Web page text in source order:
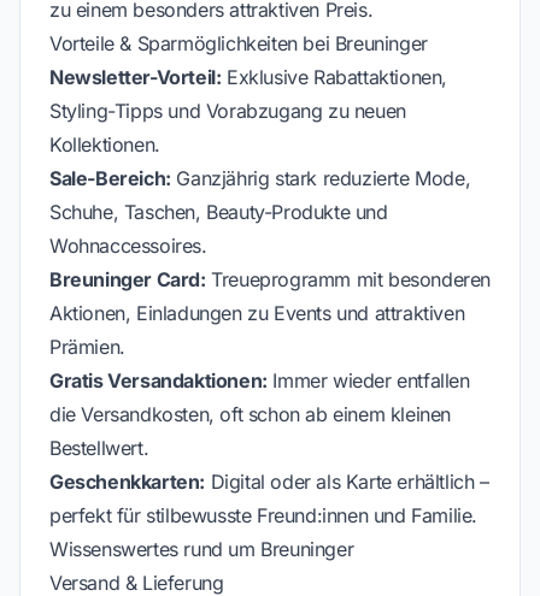
zu einem besonders attraktiven Preis.
Vorteile & Sparmöglichkeiten bei Breuninger
Newsletter-Vorteil: Exklusive Rabattaktionen,
Styling-Tipps und Vorabzugang zu neuen
Kollektionen.
Sale-Bereich: Ganzjährig stark reduzierte Mode,
Schuhe, Taschen, Beauty-Produkte und
Wohnaccessoires.
Breuninger Card: Treueprogramm mit besonderen
Aktionen, Einladungen zu Events und attraktiven
Prämien.
Gratis Versandaktionen: Immer wieder entfallen
die Versandkosten, oft schon ab einem kleinen
Bestellwert.
Geschenkkarten: Digital oder als Karte erhältlich –
perfekt für stilbewusste Freund:innen und Familie.
Wissenswertes rund um Breuninger
Versand & Lieferung